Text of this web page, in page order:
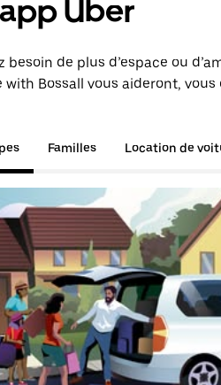
Uber
besoin de plus d’espace ou
Bossall vous aideront,
Familles Location de